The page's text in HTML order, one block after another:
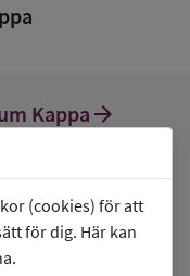
(cookies) för att
för dig. Här kan
Kappaarrow_forward